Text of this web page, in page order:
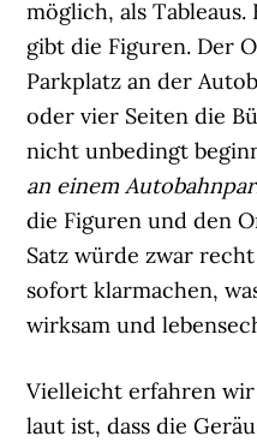
möglich, als
gibt die Figuren. Der
Parkplatz an der
oder vier Seiten die
nicht unbedingt
an einem
die Figuren und den
Satz würde zwar
sofort klarmachen,
wirksam und
Vielleicht erfahren wir
laut ist, dass die